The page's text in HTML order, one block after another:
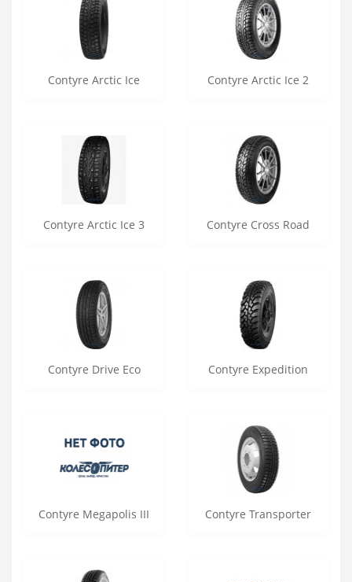
Contyre Arctic Ice Contyre Arctic Ice 2
Contyre Arctic Ice 3 Contyre Cross Road
Contyre Drive Eco Contyre Expedition
Contyre Megapolis III Contyre Transporter